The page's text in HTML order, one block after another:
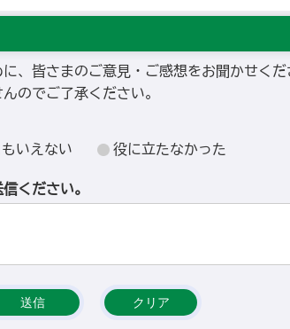
、皆さまのご意見・ご感想をお聞かせくだ
のでご了承ください。
いえない 役に立たなかった
ください。